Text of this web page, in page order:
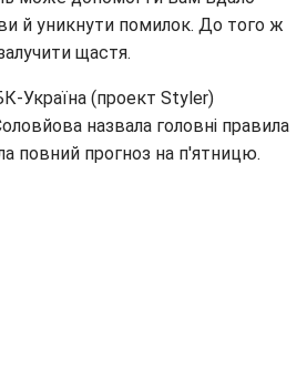
й уникнути помилок. До того ж
щастя.
Україна (проект Styler)
назвала головні правила
повний прогноз на п'ятницю.